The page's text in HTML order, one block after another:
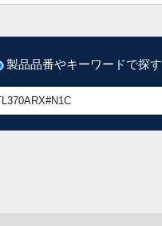
製品品番やキーワードで探す